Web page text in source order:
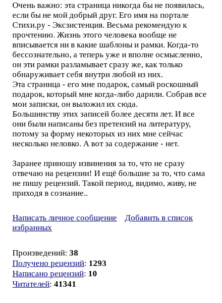
Очень важно: эта страница никогда бы не появилась,
если бы не мой добрый друг. Его имя на портале
Стихи.ру - Эксзистенция. Весьма рекомендую к
прочтению. Жизнь этого человека вообще не
вписывается ни в какие шаблоны и рамки. Когда-то
бессознательно, а теперь уже и вполне осмысленно,
он эти рамки разламывает сразу же, как только
обнаруживает себя внутри любой из них.
Эта страница - его мне подарок, самый роскошный
подарок, который мне когда-либо дарили. Собрав все
мои записки, он выложил их сюда.
Большинству этих записей более десяти лет. И все
они были написаны без претензий на литературу,
потому за форму некоторых из них мне сейчас
несколько неловко. А вот за содержание - нет.
Заранее приношу извинения за то, что не сразу
отвечаю на рецензии! И ещё большие за то, что сама
не пишу рецензий. Такой период, видимо, живу, не
приходя в сознание..
Написать личное сообщение
Добавить в список
избранных
Произведений: 38
Получено рецензий: 1293
Написано рецензий: 10
Читателей: 41341